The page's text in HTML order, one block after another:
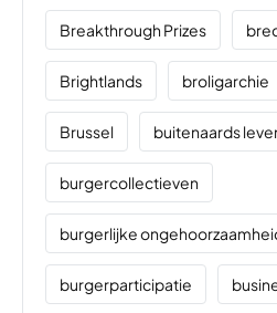
Breakthrough Prizes
Brightlands broligarchie
Brussel buitenaards
burgercollectieven
burgerlijke
burgerparticipatie